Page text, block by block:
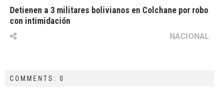
Detienen a 3 militares bolivianos en Colchane por robo
con intimidación
NACIONAL
COMMENTS: 0